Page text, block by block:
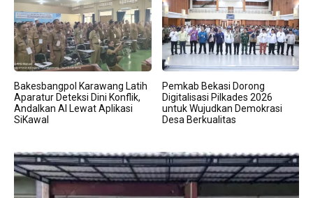
Bakesbangpol Karawang Latih
Aparatur Deteksi Dini Konflik,
Andalkan AI Lewat Aplikasi
SiKawal
Pemkab Bekasi Dorong
Digitalisasi Pilkades 2026
untuk Wujudkan Demokrasi
Desa Berkualitas